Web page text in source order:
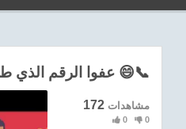
شعر
اناشيد
عفوا الرقم الذي طلبته أبو الفوارس 😄📞
172 مشاهدات
0 0